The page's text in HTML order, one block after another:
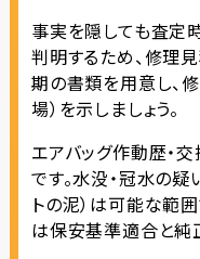
事実を隠しても査定
判明するため、修理
期の書類を用意し、
場）を示しましょう。
エアバッグ作動歴・
です。水没・冠水の
トの泥）は可能な範
は保安基準適合と純